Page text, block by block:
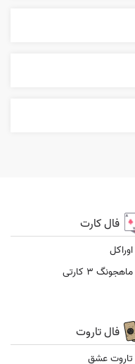
فال کارت
اوراکل
ماهجونگ 3 کارتی
فال تاروت
تاروت عشق